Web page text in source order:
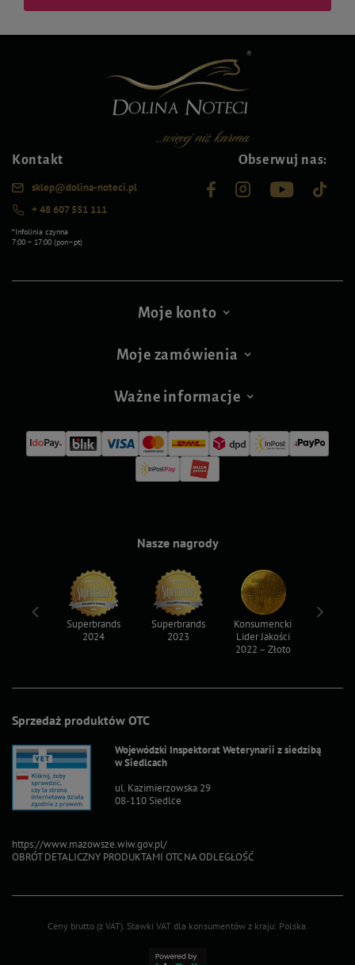
Kontakt
sklep@dolina-noteci.pl
+ 48 607 551 111
*Infolinia czynna
7:00 – 17:00 (pon–pt)
Obserwuj nas:
Moje konto
Moje zamówienia
Ważne informacje
Sprzedaż produktów OTC
Wojewódzki Inspektorat Weterynarii z siedzibą
w Siedlcach
ul. Kazimierzowska 29
08-110 Siedlce
https://www.mazowsze.wiw.gov.pl/
OBRÓT DETALICZNY PRODUKTAMI OTC NA ODLEGŁOŚĆ
Nasze nagrody
Superbrands
2024
Superbrands
2023
Konsumencki
Lider Jakości
2022 – Złoto
Ceny brutto (z VAT). Stawki VAT dla konsumentów z kraju: Polska.